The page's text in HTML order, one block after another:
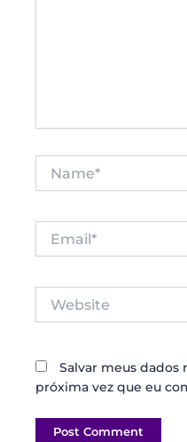
Salvar meus dados
próxima vez que eu